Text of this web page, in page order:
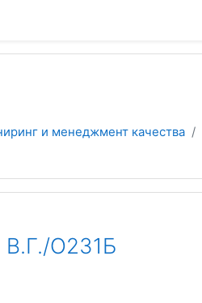
и менеджмент качества
О231Б